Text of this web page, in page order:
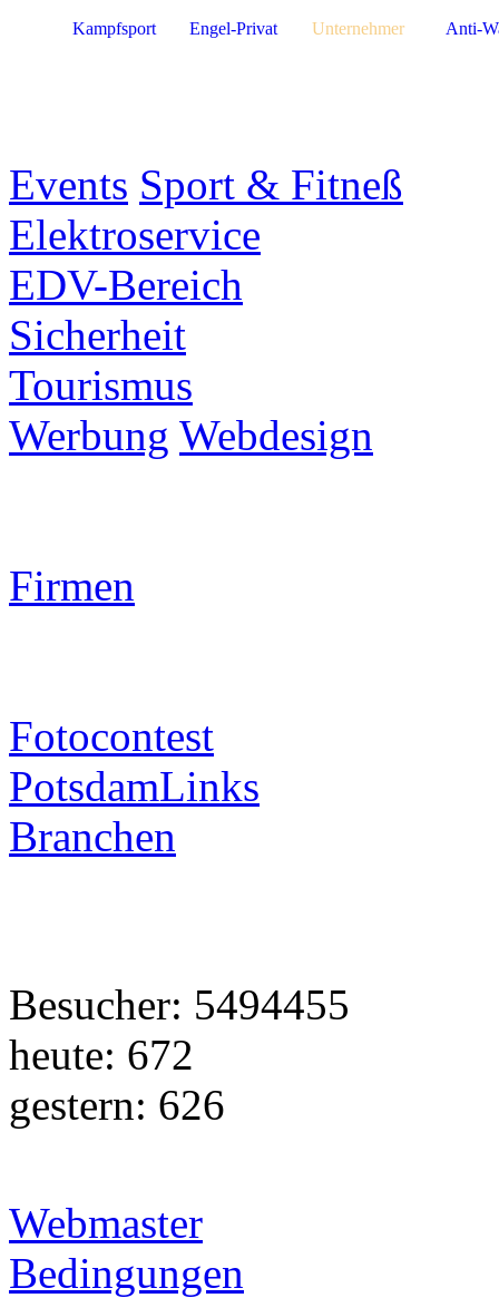
Events Sport & Fitneß
Elektroservice
EDV-Bereich
Sicherheit
Tourismus
Werbung Webdesign
Firmen
Fotocontest
PotsdamLinks
Branchen
Besucher: 5494455
heute: 672
gestern: 626
Webmaster
Bedingungen
Kampfsport Engel-Privat Unternehmer Anti-